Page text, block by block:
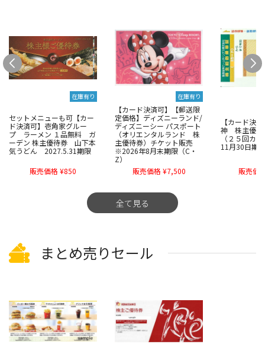
在庫有り
セットメニューも可【カー
ド決済可】壱角家グルー
プ ラーメン １品無料 ガ
ーデン 株主優待券 山下本
気うどん 2027.5.31期限
販売価格 ¥850
在庫有り
【カード決済可】【郵送限
定価格】ディズニーランド/
ディズニーシー パスポート
（オリエンタルランド 株
主優待券）チケット販売
※2026年8月末期限（C・
Z）
販売価格 ¥7,500
【カード決
神 株主優待
（２５回カ
11月30日期
販売価
全て見る
まとめ売りセール